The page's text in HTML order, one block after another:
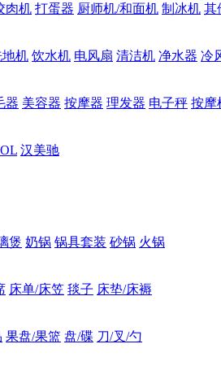
肉机 打蛋器 厨师机/和面机 制冰机 其
地机 饮水机 电风扇 清洁机 净水器 冷
器 美容器 按摩器 理发器 电子秤 按摩
汉美驰
煲 奶锅 锅具套装 砂锅 火锅
床单/床笠 毯子 床垫/床褥
果盘/果篮 盘/碟 刀/叉/勺